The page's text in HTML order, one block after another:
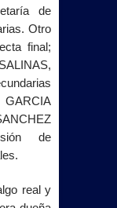
de
Otro
final;
de
real y